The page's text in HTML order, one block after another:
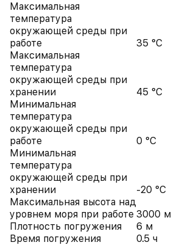
Максимальная
температура
окружающей среды при
работе
35 °C
Максимальная
температура
окружающей среды при
хранении
45 °C
Минимальная
температура
окружающей среды при
работе
0 °C
Минимальная
температура
окружающей среды при
хранении
-20 °C
Максимальная высота над
уровнем моря при работе 3000 м
Плотность погружения
6 м
Время погружения
0.5 ч